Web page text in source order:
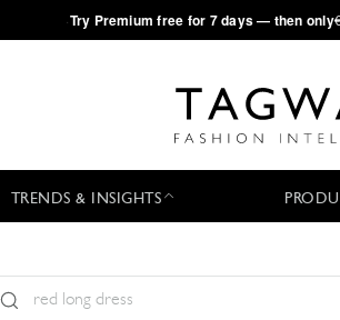
·Try Premium free for 7 days — then only
TRENDS & INSIGHTS